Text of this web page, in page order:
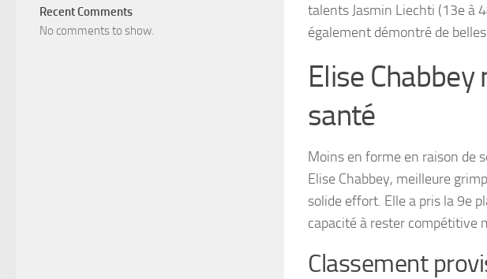
talents Jasmin Liechti (13e à
également démontré de
Elise
santé
Moins en forme en raison de
Elise Chabbey, meilleure
solide effort. Elle a pris la 9e
capacité à rester compétitive
Classement
Recent Comments
No comments to show.